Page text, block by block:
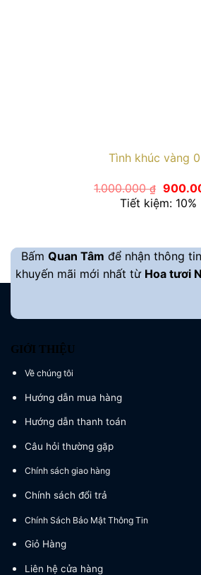
Tình khúc vàng
1.000.000₫ Giá
gốc
là:
Tiết kiệm: 10%
Bấm Quan Tâm để nhận thông
khuyến mãi mới nhất từ Hoa tươi
GIỚI THIỆU
Về chúng tôi
Hướng dẫn mua hàng
Hướng dẫn thanh toán
Câu hỏi thường gặp
Chính sách giao hàng
Chính sách đổi trả
Chính Sách Bảo Mật Thông Tin
Giỏ Hàng
Liên hệ cửa hàng